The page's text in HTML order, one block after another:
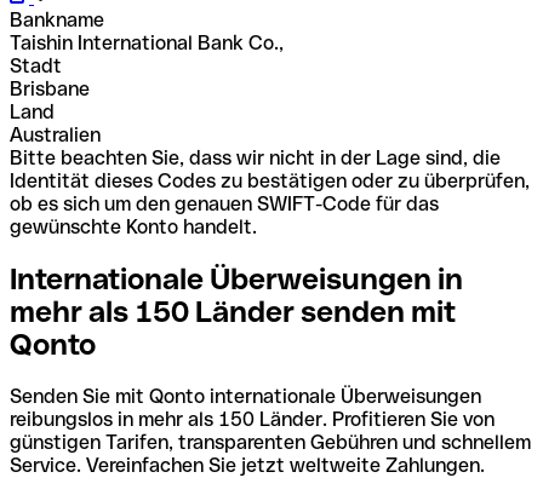
Bankname
Taishin International Bank Co.,
Stadt
Brisbane
Land
Australien
Bitte beachten Sie, dass wir nicht in der Lage sind, die
Identität dieses Codes zu bestätigen oder zu überprüfen,
ob es sich um den genauen SWIFT-Code für das
gewünschte Konto handelt.
Internationale Überweisungen in
mehr als 150 Länder senden mit
Qonto
Senden Sie mit Qonto internationale Überweisungen
reibungslos in mehr als 150 Länder. Profitieren Sie von
günstigen Tarifen, transparenten Gebühren und schnellem
Service. Vereinfachen Sie jetzt weltweite Zahlungen.